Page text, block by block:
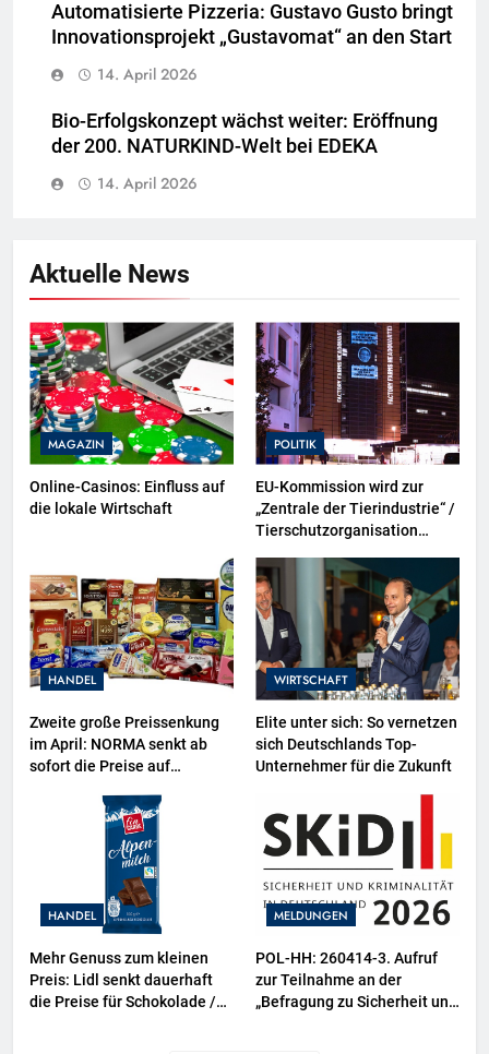
Automatisierte Pizzeria: Gustavo Gusto bringt
Innovationsprojekt „Gustavomat“ an den Start
14. April 2026
Bio-Erfolgskonzept wächst weiter: Eröffnung
der 200. NATURKIND-Welt bei EDEKA
14. April 2026
Aktuelle News
MAGAZIN
Online-Casinos: Einfluss auf
die lokale Wirtschaft
POLITIK
EU-Kommission wird zur
„Zentrale der Tierindustrie“ /
Tierschutzorganisation
Projektion in Brüssel die
Nähe der EU-Kommission zur
Tierindustrie an
HANDEL
Zweite große Preissenkung
im April: NORMA senkt ab
sofort die Preise auf
zu 16 Prozent / Mit
LECKERROM, CREMISEE,
EXCELSIOR süßer und
herzhafter Genuss
WIRTSCHAFT
Elite unter sich: So vernetzen
sich Deutschlands Top-
Unternehmer für die Zukunft
HANDEL
Mehr Genuss zum kleinen
Preis: Lidl senkt dauerhaft
die Preise für Schokolade /
MELDUNGEN
POL-HH: 260414-3. Aufruf
zur Teilnahme an der
„Befragung zu Sicherheit und